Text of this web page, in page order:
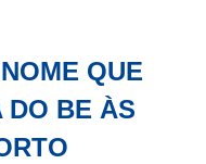
QUE
DO BE ÀS